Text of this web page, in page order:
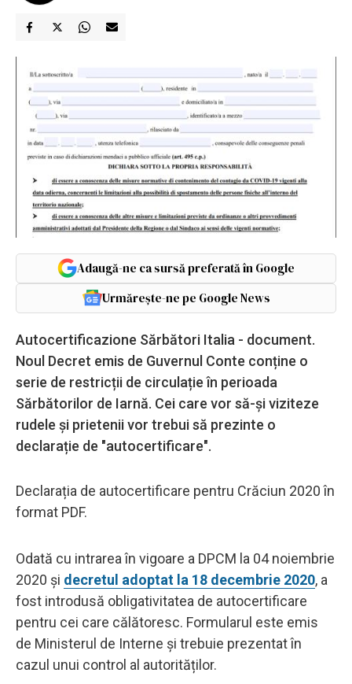
Adaugă-ne ca sursă preferată în Google
Urmărește-ne pe Google News
Autocertificazione Sărbători Italia - document.
Noul Decret emis de Guvernul Conte conține o
serie de restricții de circulație în perioada
Sărbătorilor de Iarnă. Cei care vor să-și viziteze
rudele și prietenii vor trebui să prezinte o
declarație de "autocertificare".
Declarația de autocertificare pentru Crăciun 2020 în
format PDF.
Odată cu intrarea în vigoare a DPCM la 04 noiembrie
2020 și decretul adoptat la 18 decembrie 2020, a
fost introdusă obligativitatea de autocertificare
pentru cei care călătoresc. Formularul este emis
de Ministerul de Interne și trebuie prezentat în
cazul unui control al autorităților.